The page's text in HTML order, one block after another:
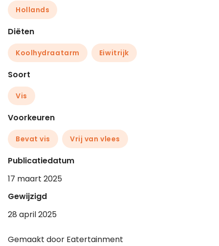
Hollands
Diëten
Koolhydraatarm Eiwitrijk
Soort
Vis
Voorkeuren
Bevat vis Vrij van vlees
Publicatiedatum
17 maart 2025
Gewijzigd
28 april 2025
Gemaakt door Eatertainment